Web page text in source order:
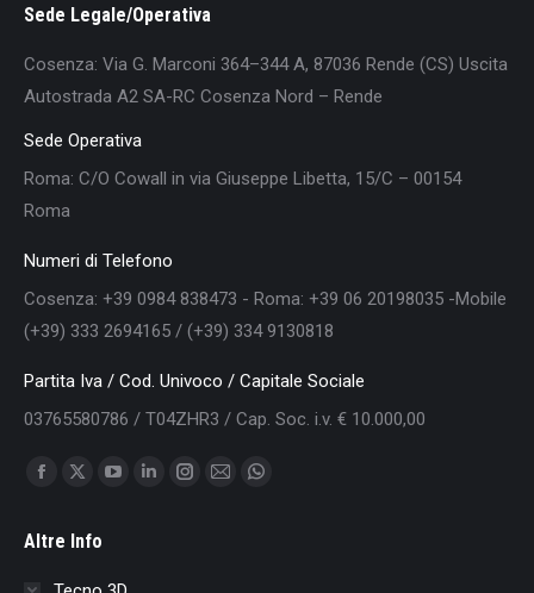
Sede Legale/Operativa
Cosenza: Via G. Marconi 364–344 A, 87036 Rende (CS) Uscita
Autostrada A2 SA-RC Cosenza Nord – Rende
Sede Operativa
Roma: C/O Cowall in via Giuseppe Libetta, 15/C – 00154
Roma
Numeri di Telefono
Cosenza: +39 0984 838473 - Roma: +39 06 20198035 -Mobile
(+39) 333 2694165 / (+39) 334 9130818
Partita Iva / Cod. Univoco / Capitale Sociale
03765580786 / T04ZHR3 / Cap. Soc. i.v. € 10.000,00
Find us on:
Facebook
opens
X
opens
YouTubeLinkedinInstagram
Mail Whatsapp
Altre Info